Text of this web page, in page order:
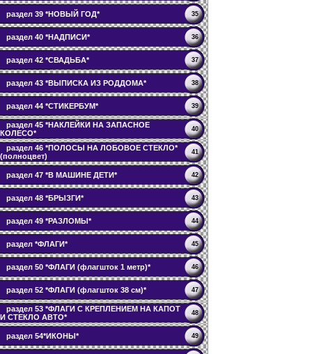
раздел 39 *НОВЫЙ ГОД* 35
раздел 40 *НАДПИСИ* 36
раздел 42 *СВАДЬБА* 37
раздел 43 *ВЫПИСКА ИЗ РОДДОМА* 38
раздел 44 *СТИКЕРБУМ* 39
раздел 45 *НАКЛЕЙКИ НА ЗАПАСНОЕ
КОЛЕСО*
40
раздел 46 *ПОЛОСЫ НА ЛОБОВОЕ СТЕКЛО*
(полноцвет)
41
раздел 47 *В МАШИНЕ ДЕТИ* 42
раздел 48 *БРЫЗГИ* 43
раздел 49 *РАЗЛОМЫ* 44
раздел *ФЛАГИ* 45
раздел 50 *ФЛАГИ (флагшток 1 метр)* 46
раздел 52 *ФЛАГИ (флагшток 38 см)* 47
раздел 53 *ФЛАГИ С КРЕПЛЕНИЕМ НА КАПОТ
И СТЕКЛО АВТО*
48
раздел 54*ИКОНЫ* 49